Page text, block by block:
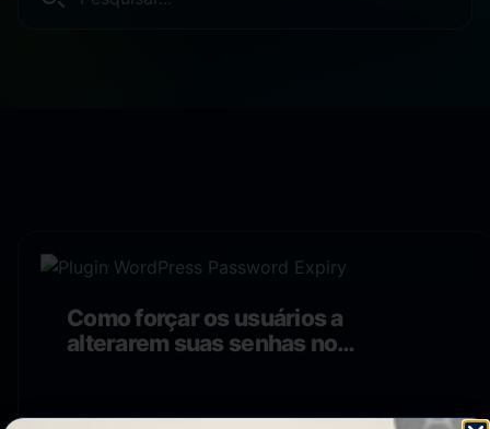
Como forçar os usuários a
alterarem suas senhas no